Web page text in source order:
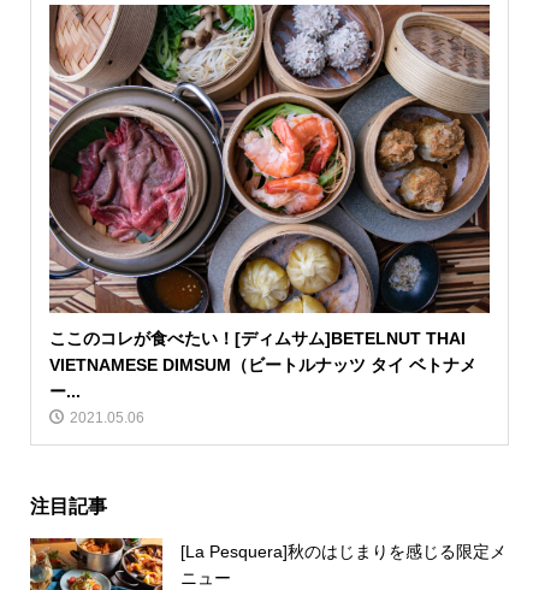
ここのコレが食べたい！[ディムサム]BETELNUT THAI
VIETNAMESE DIMSUM（ビートルナッツ タイ ベトナメ
ー...
2021.05.06
注目記事
[La Pesquera]秋のはじまりを感じる限定メ
ニュー